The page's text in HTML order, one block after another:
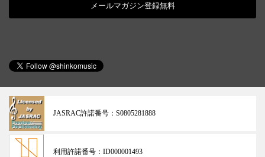
メールマガジン登録無料
JASRAC許諾番号： S0805281888
利用許諾番号： ID000001493